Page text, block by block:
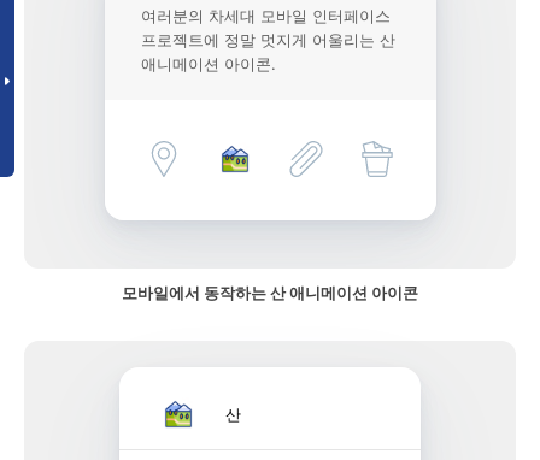
여러분의 차세대 모바일 인터페이스
프로젝트에 정말 멋지게 어울리는 산
애니메이션 아이콘.
모바일에서 동작하는 산 애니메이션 아이콘
산